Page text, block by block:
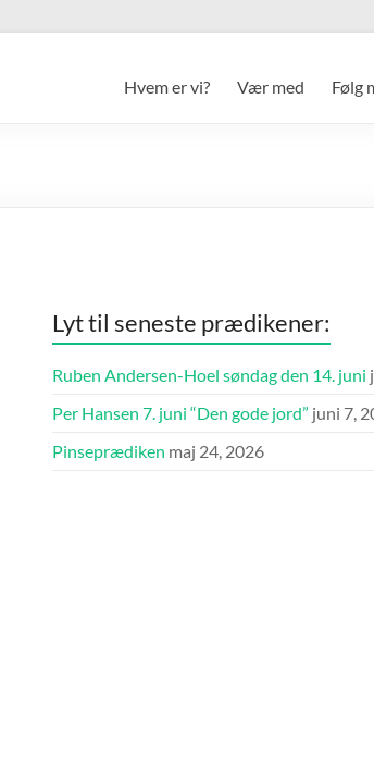
Hvem er vi? Vær med Følg
Lyt til seneste prædikener:
Ruben Andersen-Hoel søndag den 14. juni
Per Hansen 7. juni “Den gode jord” juni 7,
Pinseprædiken maj 24, 2026